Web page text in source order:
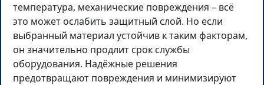
температура, механические повреждения – всё
это может ослабить защитный слой. Но если
выбранный материал устойчив к таким факторам,
он значительно продлит срок службы
оборудования. Надёжные решения
предотвращают повреждения и минимизируют